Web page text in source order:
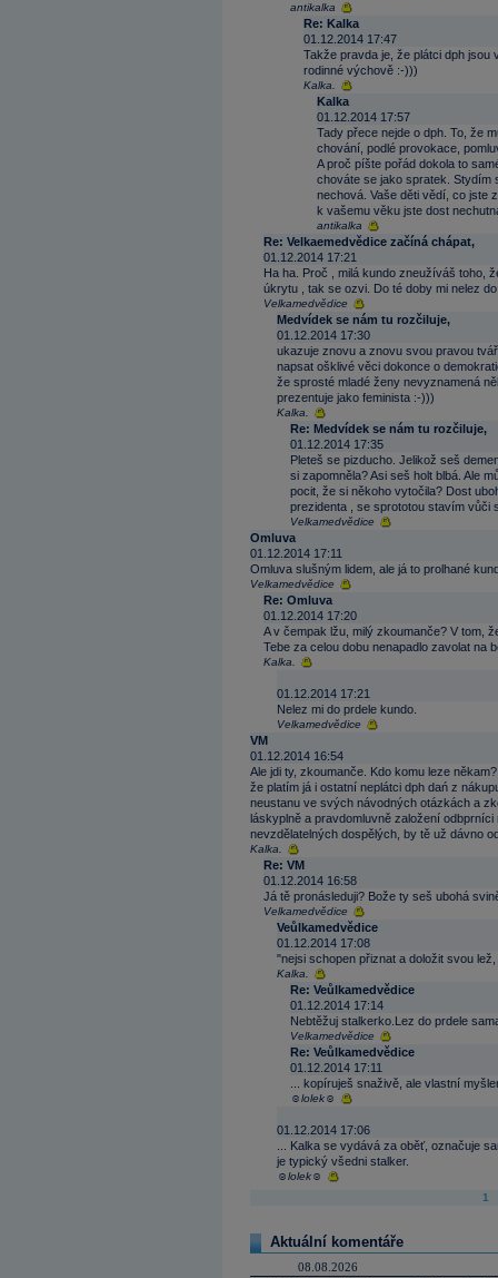
antikalka
Re: Kalka
01.12.2014 17:47
Takže pravda je, že plátci dph
rodinné výchově :-)))
Kalka.
Kalka
01.12.2014 17:57
Tady přece nejde o dph. To, že
chování, podlé provokace,
A proč píšte pořád dokola to
chováte se jako spratek. Stydím
nechová. Vaše děti vědí, co jste
k vašemu věku jste dost
antikalka
Re: Velkaemedvědice začíná chápat,
01.12.2014 17:21
Ha ha. Proč , milá kundo zneužíváš toho,
úkrytu , tak se ozvi. Do té doby mi nelez
Velkamedvědice
Medvídek se nám tu rozčiluje,
01.12.2014 17:30
ukazuje znovu a znovu svou pravou
napsat ošklivé věci dokonce o
že sprosté mladé ženy nevyznamená
prezentuje jako feminista :-)))
Kalka.
Re: Medvídek se nám tu rozčiluje,
01.12.2014 17:35
Pleteš se pizducho. Jelikož seš
si zapomněla? Asi seš holt blbá. Ale
pocit, že si někoho vytočila? Dost
prezidenta , se sprototou stavím vůči
Velkamedvědice
Omluva
01.12.2014 17:11
Omluva slušným lidem, ale já to prolhané
Velkamedvědice
Re: Omluva
01.12.2014 17:20
A v čempak lžu, milý zkoumanče? V tom,
Tebe za celou dobu nenapadlo zavolat na
Kalka.
01.12.2014 17:21
Nelez mi do prdele kundo.
Velkamedvědice
VM
01.12.2014 16:54
Ale jdi ty, zkoumanče. Kdo komu leze
že platím já i ostatní neplátci dph dań z
neustanu ve svých návodných otázkách a
láskyplně a pravdomluvně založení
nevzdělatelných dospělých, by tě už dávno
Kalka.
Re: VM
01.12.2014 16:58
Já tě pronásleduji? Bože ty seš ubohá
Velkamedvědice
Veůlkamedvědice
01.12.2014 17:08
"nejsi schopen přiznat a doložit svou
Kalka.
Re: Veůlkamedvědice
01.12.2014 17:14
Nebtěžuj stalkerko.Lez do prdele
Velkamedvědice
Re: Veůlkamedvědice
01.12.2014 17:11
... kopíruješ snaživě, ale vlastní
☺lolek☺
01.12.2014 17:06
... Kalka se vydává za oběť, označuje
je typický všedni stalker.
☺lolek☺
1
Aktuální komentáře
08.08.2026